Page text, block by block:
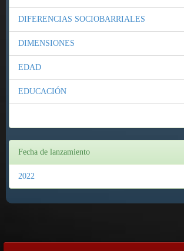
DIFERENCIAS SOCIOBARRIALES
DIMENSIONES
EDAD
EDUCACIÓN
Fecha de lanzamiento
2022